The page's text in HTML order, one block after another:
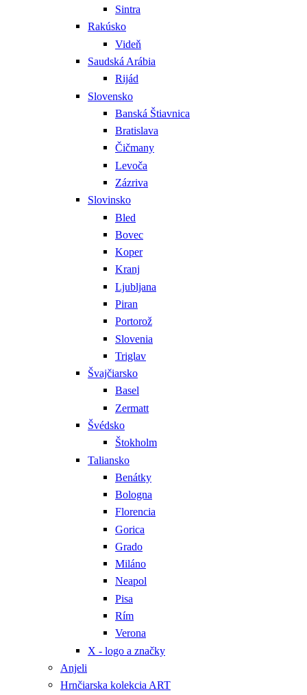
Sintra
Rakúsko
Videň
Saudská Arábia
Rijád
Slovensko
Banská Štiavnica
Bratislava
Čičmany
Levoča
Zázriva
Slovinsko
Bled
Bovec
Koper
Kranj
Ljubljana
Piran
Portorož
Slovenia
Triglav
Švajčiarsko
Basel
Zermatt
Švédsko
Štokholm
Taliansko
Benátky
Bologna
Florencia
Gorica
Grado
Miláno
Neapol
Pisa
Rím
Verona
X - logo a značky
Anjeli
Hrnčiarska kolekcia ART